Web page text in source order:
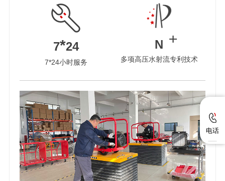
7*24
7*24小时服务
N
多项高压水射流专利技术
电话